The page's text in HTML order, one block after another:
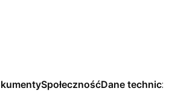
SpołecznośćDane